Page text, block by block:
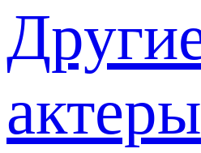
актеры